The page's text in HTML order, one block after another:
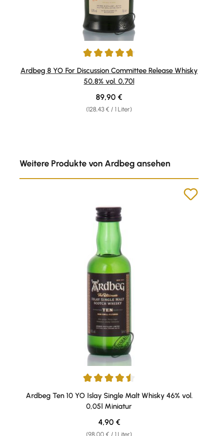
Durchschnittliche Bewertung von 4.79 von 5 Sternen
Ardbeg 8 YO For Discussion Committee Release Whisky
50,8% vol. 0,70l
(128,43 € / 1 Liter)
Regulärer Preis:
89,90 €
Weitere Produkte von Ardbeg ansehen
Durchschnittliche Bewertung von 4.6 von 5 Sternen
Ardbeg Ten 10 YO Islay Single Malt Whisky 46% vol.
0,05l Miniatur
(98,00 € / 1 Liter)
Regulärer Preis:
4,90 €